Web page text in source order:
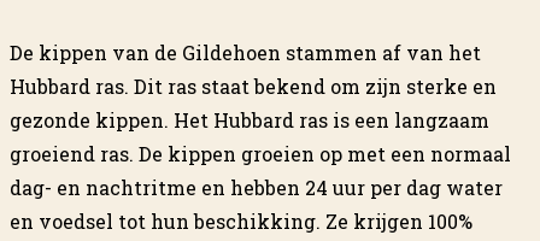
De kippen van de Gildehoen stammen af van het
Hubbard ras. Dit ras staat bekend om zijn sterke en
gezonde kippen. Het Hubbard ras is een langzaam
groeiend ras. De kippen groeien op met een normaal
dag- en nachtritme en hebben 24 uur per dag water
en voedsel tot hun beschikking. Ze krijgen 100%